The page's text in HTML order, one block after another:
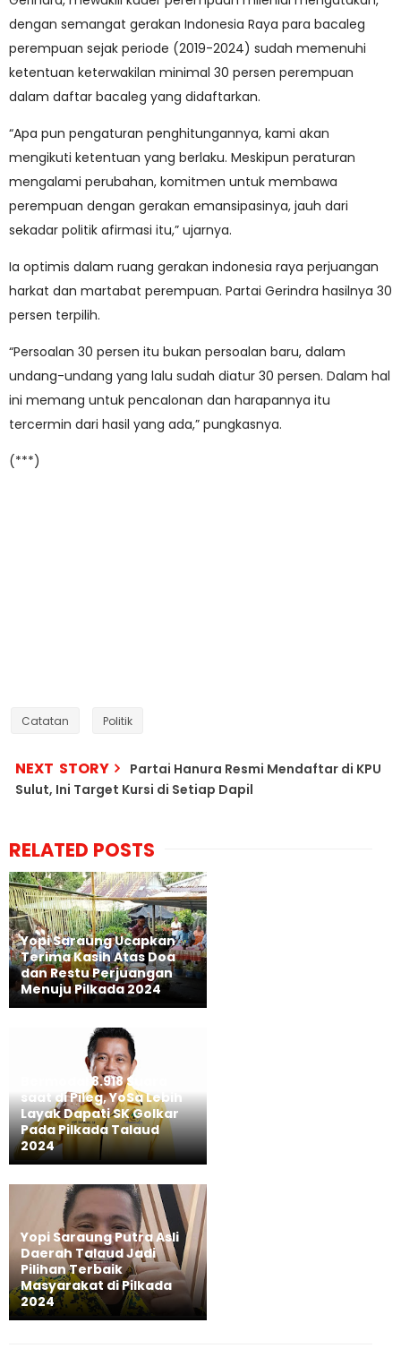
dengan semangat gerakan Indonesia Raya para bacaleg
perempuan sejak periode (2019-2024) sudah memenuhi
ketentuan keterwakilan minimal 30 persen perempuan
dalam daftar bacaleg yang didaftarkan.
“Apa pun pengaturan penghitungannya, kami akan
mengikuti ketentuan yang berlaku. Meskipun peraturan
mengalami perubahan, komitmen untuk membawa
perempuan dengan gerakan emansipasinya, jauh dari
sekadar politik afirmasi itu,” ujarnya.
Ia optimis dalam ruang gerakan indonesia raya perjuangan
harkat dan martabat perempuan. Partai Gerindra hasilnya 30
persen terpilih.
“Persoalan 30 persen itu bukan persoalan baru, dalam
undang-undang yang lalu sudah diatur 30 persen. Dalam hal
ini memang untuk pencalonan dan harapannya itu
tercermin dari hasil yang ada,” pungkasnya.
(***)
Catatan Politik
NEXT STORY
Partai Hanura Resmi Mendaftar di KPU
Sulut, Ini Target Kursi di Setiap Dapil
RELATED POSTS
Yopi Saraung Ucapkan
Terima Kasih Atas Doa
dan Restu Perjuangan
Menuju Pilkada 2024
Bermodal 8.918 Suara
saat di Pileg, YoSa Lebih
Layak Dapati SK Golkar
Pada Pilkada Talaud
2024
Yopi Saraung Putra Asli
Daerah Talaud Jadi
Pilihan Terbaik
Masyarakat di Pilkada
2024